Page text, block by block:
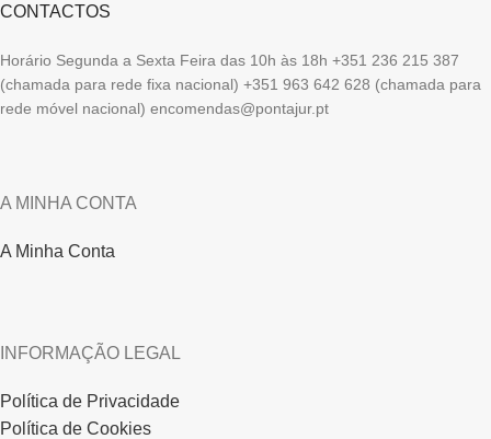
CONTACTOS
Horário Segunda a Sexta Feira das 10h às 18h +351 236 215 387
(chamada para rede fixa nacional) +351 963 642 628 (chamada para
rede móvel nacional) encomendas@pontajur.pt
A MINHA CONTA
A Minha Conta
INFORMAÇÃO LEGAL
Política de Privacidade
Política de Cookies